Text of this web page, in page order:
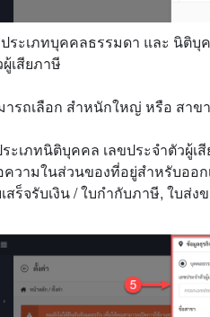
ระเภทบุคคลธรรมดา และ นิติ
เสียภาษี
รถเลือก สำหนักใหญ่ หรือ สาข
ะเภทนิติบุคคล เลขประจำตัวผู้
วามในส่วนของที่อยู่สำหรับออก
เสร็จรับเงิน / ใบกำกับภาษี, ใบส่